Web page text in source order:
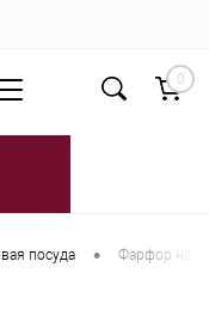
0
посуда • Фарфор на